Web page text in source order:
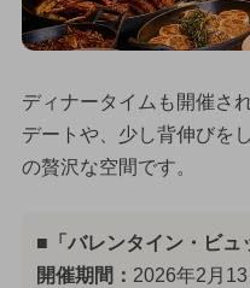
ディナータイムも開催さ
デートや、少し背伸びを
の贅沢な空間です。
■「バレンタイン・ビュ
開催期間： 2026年2月